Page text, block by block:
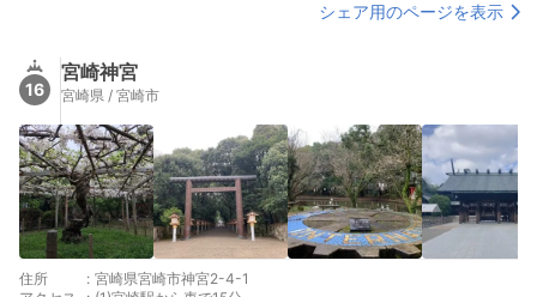
シェア用のページを表示
16
宮崎神宮
宮崎県 / 宮崎市
住所 : 宮崎県宮崎市神宮2-4-1